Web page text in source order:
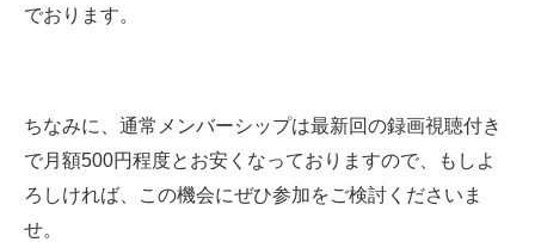
でおります。
ちなみに、通常メンバーシップは最新回の録画視聴付き
で月額500円程度とお安くなっておりますので、もしよ
ろしければ、この機会にぜひ参加をご検討くださいま
せ。